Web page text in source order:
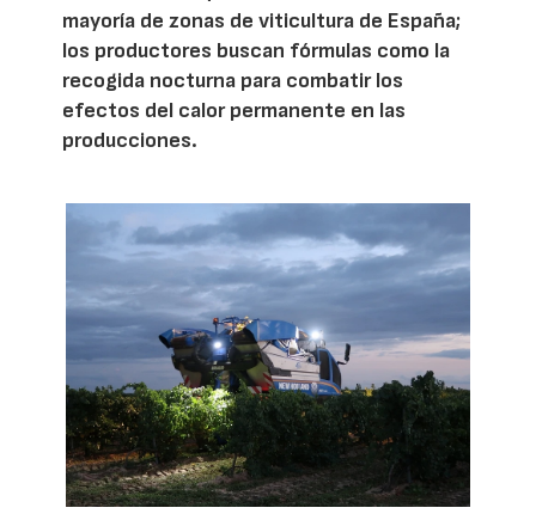
mayoría de zonas de viticultura de España;
los productores buscan fórmulas como la
recogida nocturna para combatir los
efectos del calor permanente en las
producciones.